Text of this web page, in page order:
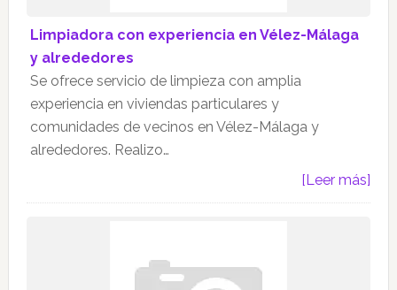
Limpiadora con experiencia en Vélez-Málaga
y alrededores
Se ofrece servicio de limpieza con amplia
experiencia en viviendas particulares y
comunidades de vecinos en Vélez-Málaga y
alrededores. Realizo…
[Leer más]